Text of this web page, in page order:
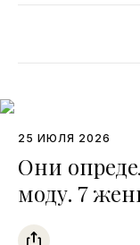
25 ИЮЛЯ 2026
Они
моду. 7
fashion-